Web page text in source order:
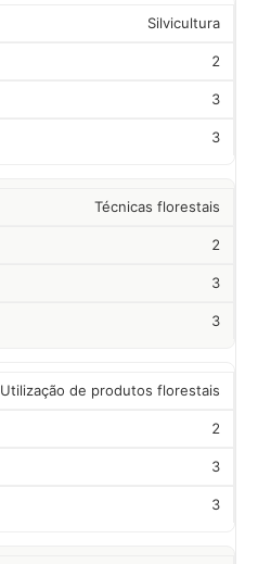
Silvicultura
2
3
3
Técnicas florestais
2
3
3
Utilização de produtos florestais
2
3
3